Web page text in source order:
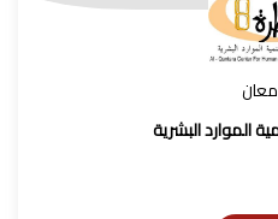
معان
الموارد البشرية